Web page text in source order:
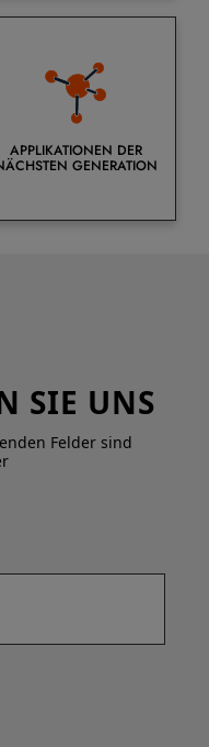
APPLIKATIONEN DER
GENERATION
SIE UNS
Felder sind